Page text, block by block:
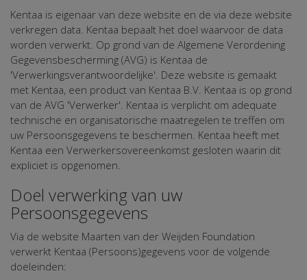
Kentaa is eigenaar van deze website en de via deze website
verkregen data. Kentaa bepaalt het doel waarvoor de data
worden verwerkt. Op grond van de Algemene Verordening
Gegevensbescherming (AVG) is Kentaa de
'Verwerkingsverantwoordelijke'. Deze website is gemaakt
met Kentaa, een product van Kentaa B.V. Kentaa is op grond
van de AVG 'Verwerker'. Kentaa is verplicht om adequate
technische en organisatorische maatregelen te treffen om
uw Persoonsgegevens te beschermen. Kentaa heeft met
Kentaa een Verwerkersovereenkomst gesloten waarin dit
expliciet is opgenomen.
Doel verwerking van uw
Persoonsgegevens
Via de website Maarten van der Weijden Foundation
verwerkt Kentaa (Persoons)gegevens voor de volgende
doeleinden: